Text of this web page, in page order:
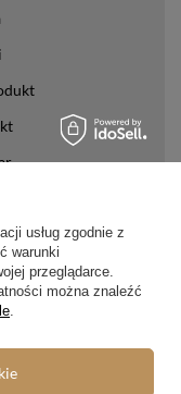
usług zgodnie z
warunki
przeglądarce.
można znaleźć
.